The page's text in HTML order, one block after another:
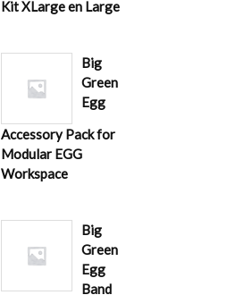
Kit XLarge en Large
Big
Green
Egg
Accessory Pack for
Modular EGG
Workspace
Big
Green
Egg
Band